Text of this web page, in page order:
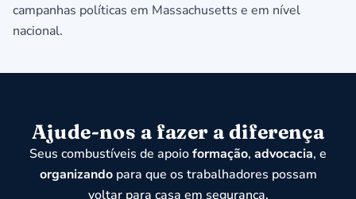
campanhas políticas em Massachusetts e em nível
nacional.
Ajude-nos a fazer a diferença
Seus combustíveis de apoioformação, advocacia, e
organizandopara que os trabalhadores possam
voltar para casa em segurança.